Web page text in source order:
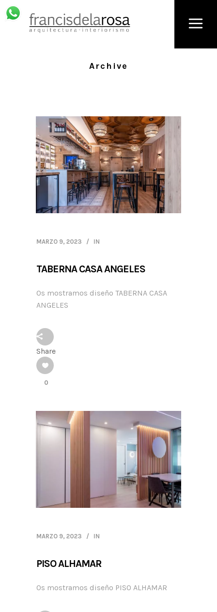
Archive
MARZO 9, 2023 IN
TABERNA CASA ANGELES
Os mostramos diseño TABERNA CASA
ANGELES
Share
0
MARZO 9, 2023 IN
PISO ALHAMAR
Os mostramos diseño PISO ALHAMAR